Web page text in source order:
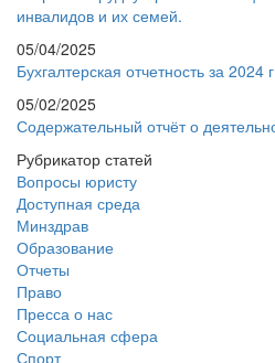
инвалидов и их семей.
05/04/2025
Бухгалтерская отчетность за 2024
05/02/2025
Содержательный отчёт о
Рубрикатор статей
Вопросы юристу
Доступная среда
Минздрав
Образование
Отчеты
Право
Пресса о нас
Социальная сфера
Спорт